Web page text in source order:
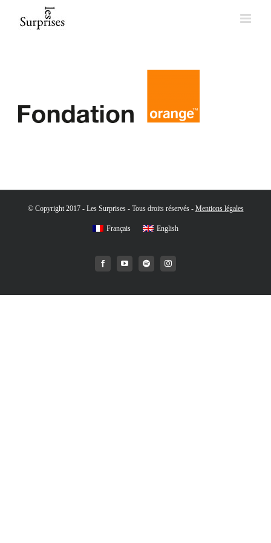
© Copyright 2017 - Les Surprises - Tous droits réservés - Mentions légales
Français English
FacebookYouTubeSpotifyInstagram